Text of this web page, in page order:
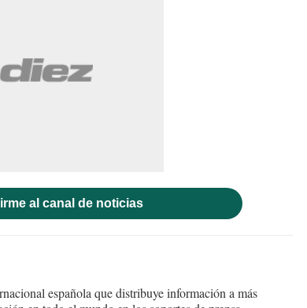
al canal de noticias
española que distribuye información a más